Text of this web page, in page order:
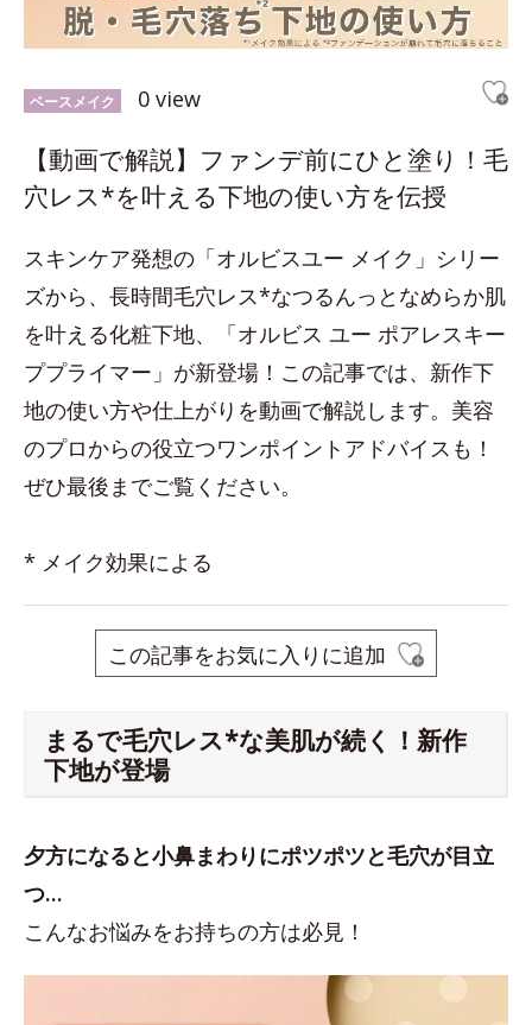
ベースメイク 0 view
【動画で解説】ファンデ前にひと塗り！毛
穴レス*を叶える下地の使い方を伝授
スキンケア発想の「オルビスユー メイク」シリー
ズから、長時間毛穴レス*なつるんっとなめらか肌
を叶える化粧下地、「オルビス ユー ポアレスキー
ププライマー」が新登場！この記事では、新作下
地の使い方や仕上がりを動画で解説します。美容
のプロからの役立つワンポイントアドバイスも！
ぜひ最後までご覧ください。
* メイク効果による
この記事をお気に入りに追加
まるで毛穴レス*な美肌が続く！新作
下地が登場
夕方になると小鼻まわりにポツポツと毛穴が目立
つ…
こんなお悩みをお持ちの方は必見！